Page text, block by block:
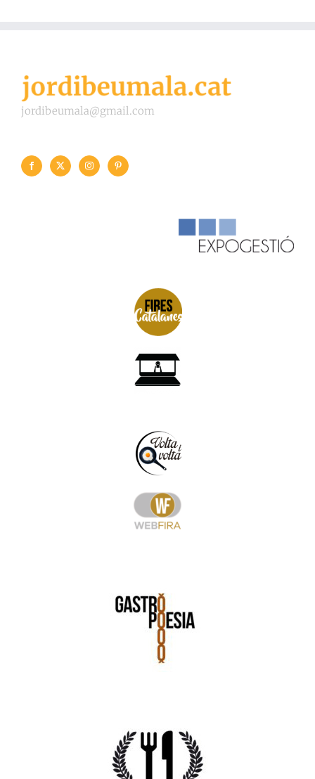
jordibeumala@gmail.com